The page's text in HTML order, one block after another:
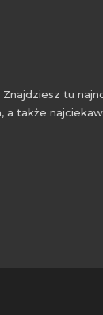
tu
a także